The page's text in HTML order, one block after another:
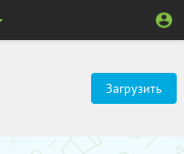
Загрузить